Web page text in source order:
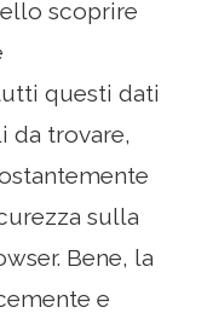
scoprire
questi dati
da trovare,
sulla
Bene, la
e